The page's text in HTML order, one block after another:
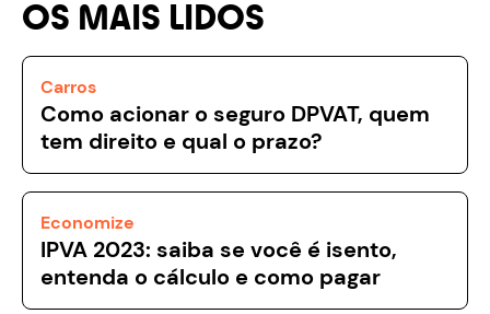
OS MAIS LIDOS
Carros
Como acionar o seguro DPVAT, quem
tem direito e qual o prazo?
Economize
IPVA 2023: saiba se você é isento,
entenda o cálculo e como pagar